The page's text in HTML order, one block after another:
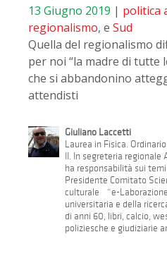
13 Giugno 2019 | politica
regionalismo, e Sud
Quella del regionalismo
per noi “la madre di tutte
che si abbandonino
attendisti
Giuliano Laccetti
Laurea in Fisica.
II. In segreteria regionale
ha responsabilità sui
Presidente Comitato
culturale “e-
universitaria e della
di anni 60, libri, calcio,
poliziesche e giudiziarie